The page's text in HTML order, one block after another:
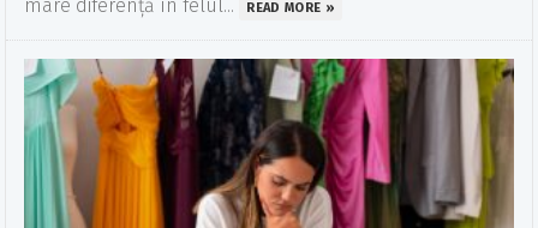
mare diferență în felul...
READ MORE »